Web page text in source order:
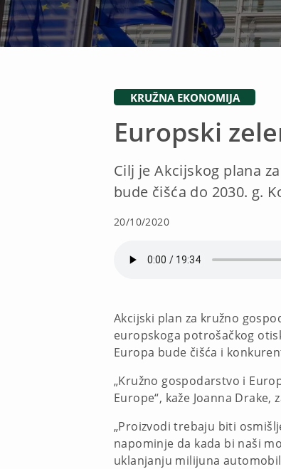
KRUŽNA EKONOMIJA
Europski
Cilj je Akcijskog plana
bude čišća do 2030. g.
20/10/2020
Akcijski plan za kružno
europskoga potrošačkog
Europa bude čišća i
„Kružno gospodarstvo i
Europe“, kaže Joanna
„Proizvodi trebaju biti
napominje da kada bi naši
uklanjanju milijuna